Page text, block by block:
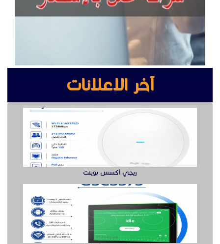
ريجي أكسس بوينت
انتركم جراند ستريم لإدارة المباني
سيزر لفت للايجار رافعه مقصيه